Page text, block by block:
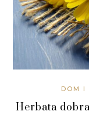
DOM I
Herbata